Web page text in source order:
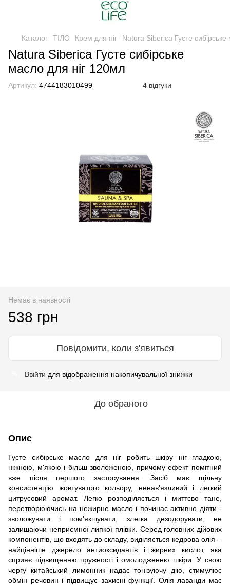
Каталог ТІЛО Крем для ніг Natura Siberica Густе
Natura Siberica Густе сибірське
масло для ніг 120мл
Артикул: 4744183010499 4 відгуки
Немає в наявності
538 грн
Повідомити, коли з'явиться
Ввійти для відображення накопичувальної знижки
До обраного
Опис
Густе сибірське масло для ніг робить шкіру ніг гладкою,
ніжною, м'якою і більш зволоженою, причому ефект помітний
вже після першого застосування. Засіб має щільну
консистенцію жовтуватого кольору, ненав'язливий і легкий
цитрусовий аромат. Легко розподіляється і миттєво тане,
перетворюючись на нежирне масло і починає активно діяти -
зволожувати і пом'якшувати, злегка дезодорувати, не
залишаючи неприємної липкої плівки. Серед головних дійових
компонентів, що входять до складу, виділяється кедрова олія - ​​
найцінніше джерело антиоксидантів і жирних кислот, яка
сприяє підвищенню пружності і омолодженню шкіри. У свою
чергу китайський лимонник надає тонізуючу дію, стимулює
обмін речовин і підвищує захисні функції. Олія лаванди має